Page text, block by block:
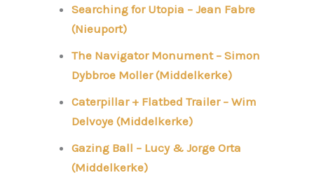
Searching for Utopia – Jean Fabre
(Nieuport)
The Navigator Monument – Simon
Dybbroe Moller (Middelkerke)
Caterpillar + Flatbed Trailer – Wim
Delvoye (Middelkerke)
Gazing Ball – Lucy & Jorge Orta
(Middelkerke)